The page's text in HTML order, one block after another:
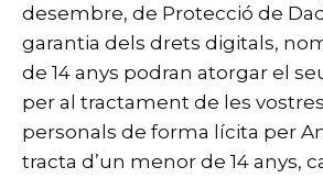
desembre, de Protecció de
garantia dels drets digitals,
de 14 anys podran atorgar el
per al tractament de les
personals de forma lícita per
tracta d’un menor de 14 anys,